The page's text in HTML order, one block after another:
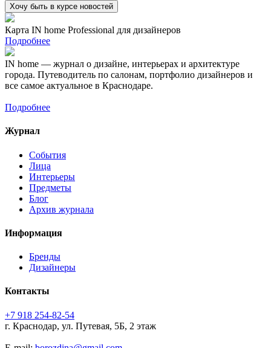
Карта IN home Professional для дизайнеров
Подробнее
IN home — журнал о дизайне, интерьерах и архитектуре
города. Путеводитель по салонам, портфолио дизайнеров и
все самое актуальное в Краснодаре.
Подробнее
Журнал
События
Лица
Интерьеры
Предметы
Блог
Архив журнала
Информация
Бренды
Дизайнеры
Контакты
+7 918 254-82-54
г. Краснодар, ул. Путевая, 5Б, 2 этаж